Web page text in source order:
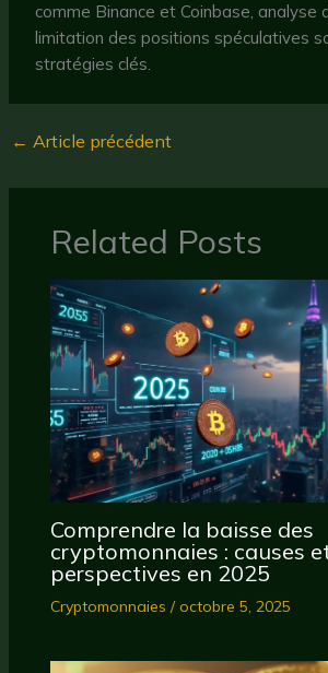
comme Binance et Coinbase, analyse
limitation des positions spéculatives
stratégies clés.
← Article précédent
Related Posts
Comprendre la baisse des
cryptomonnaies : causes
perspectives en 2025
Cryptomonnaies /octobre 5, 2025